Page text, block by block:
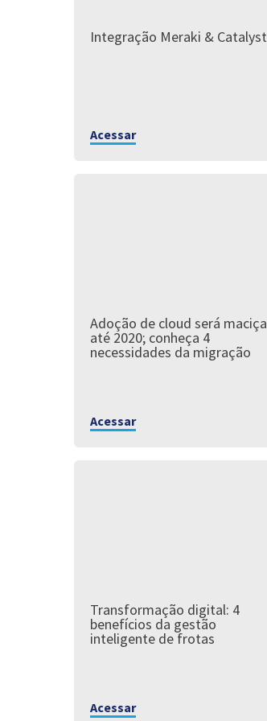
Integração Meraki & Catalyst
Acessar
Adoção de cloud será maciça
até 2020; conheça 4
necessidades da migração
Acessar
Transformação digital: 4
benefícios da gestão
inteligente de frotas
Acessar